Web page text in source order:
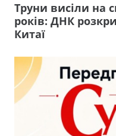
Труни висіли на
років: ДНК
Китаї